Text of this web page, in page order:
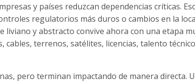
y países reduzcan dependencias críticas.
regulatorios más duros o cambios en la
y abstracto convive ahora con una etapa
cables, terrenos, satélites, licencias, talento
pero terminan impactando de manera directa.